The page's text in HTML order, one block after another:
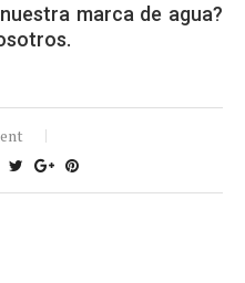
marca de agua?